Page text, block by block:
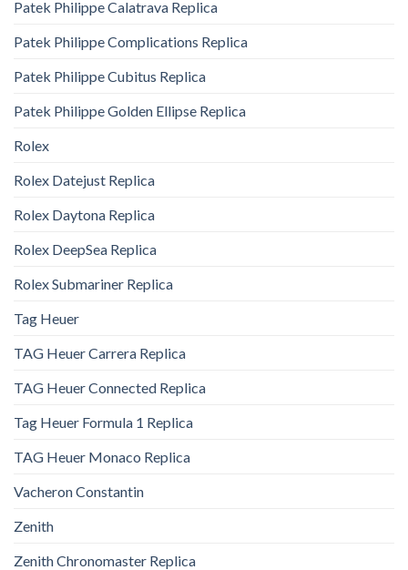
Patek Philippe Calatrava Replica
Patek Philippe Complications Replica
Patek Philippe Cubitus Replica
Patek Philippe Golden Ellipse Replica
Rolex
Rolex Datejust Replica
Rolex Daytona Replica
Rolex DeepSea Replica
Rolex Submariner Replica
Tag Heuer
TAG Heuer Carrera Replica
TAG Heuer Connected Replica
Tag Heuer Formula 1 Replica
TAG Heuer Monaco Replica
Vacheron Constantin
Zenith
Zenith Chronomaster Replica